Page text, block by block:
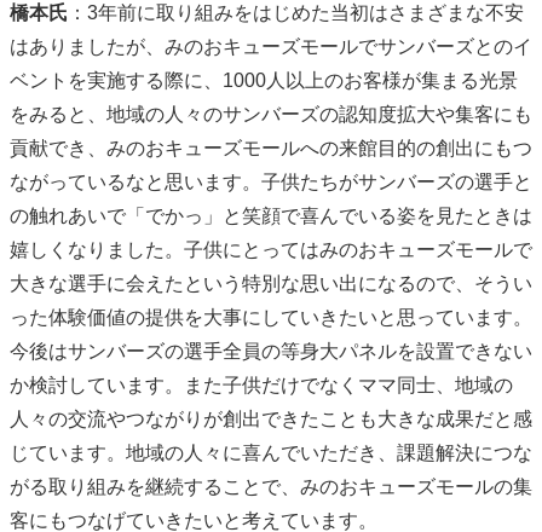
橋本氏 ：3年前に取り組みをはじめた当初はさまざまな不安
はありましたが、みのおキューズモールでサンバーズとのイ
ベントを実施する際に、1000人以上のお客様が集まる光景
をみると、地域の人々のサンバーズの認知度拡大や集客にも
貢献でき、みのおキューズモールへの来館目的の創出にもつ
ながっているなと思います。子供たちがサンバーズの選手と
の触れあいで「でかっ」と笑顔で喜んでいる姿を見たときは
嬉しくなりました。子供にとってはみのおキューズモールで
大きな選手に会えたという特別な思い出になるので、そうい
った体験価値の提供を大事にしていきたいと思っています。
今後はサンバーズの選手全員の等身大パネルを設置できない
か検討しています。また子供だけでなくママ同士、地域の
人々の交流やつながりが創出できたことも大きな成果だと感
じています。地域の人々に喜んでいただき、課題解決につな
がる取り組みを継続することで、みのおキューズモールの集
客にもつなげていきたいと考えています。